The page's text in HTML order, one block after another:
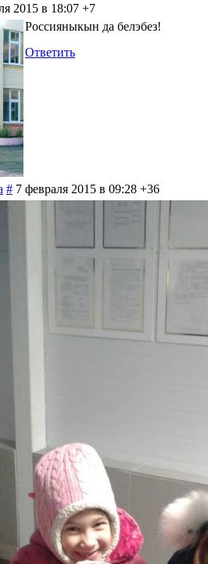
2015 в 18:07 +7
Россияныкын да белэбез!
Ответить
# 7 февраля 2015 в 09:28 +36